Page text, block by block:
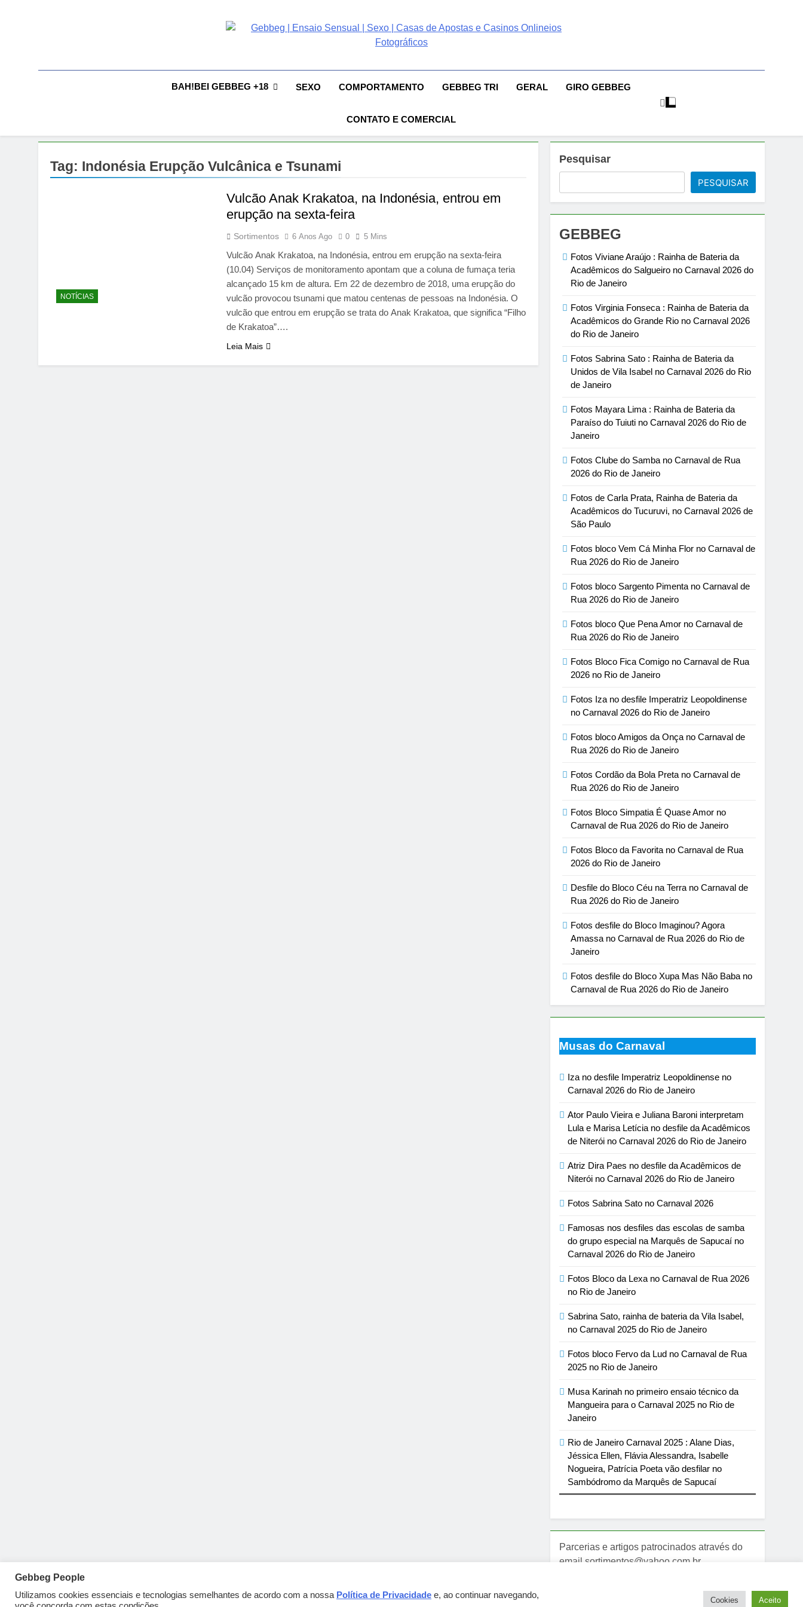
Gebbeg | Ensaio Sensual | Sexo | Casas De
Apostas E Casinos Onlineios Fotográficos
People! Musas Brasileiras Sexy Gebbeg People! Musas Brasileiras Sensual
BAH!BEI GEBBEG +18 SEXO COMPORTAMENTO GEBBEG TRI GERAL GIRO GEBBEG
CONTATO E COMERCIAL
Tag: Indonésia Erupção Vulcânica e Tsunami
NOTÍCIAS
Vulcão Anak Krakatoa, na Indonésia, entrou em
erupção na sexta-feira
Sortimentos 6 Anos Ago 0 5 Mins
Vulcão Anak Krakatoa, na Indonésia, entrou em erupção na sexta-feira
(10.04) Serviços de monitoramento apontam que a coluna de fumaça teria
alcançado 15 km de altura. Em 22 de dezembro de 2018, uma erupção do
vulcão provocou tsunami que matou centenas de pessoas na Indonésia. O
vulcão que entrou em erupção se trata do Anak Krakatoa, que significa “Filho
de Krakatoa”….
Leia Mais
Pesquisar
PESQUISAR
GEBBEG
Fotos Viviane Araújo : Rainha de Bateria da
Acadêmicos do Salgueiro no Carnaval 2026 do
Rio de Janeiro
Fotos Virginia Fonseca : Rainha de Bateria da
Acadêmicos do Grande Rio no Carnaval 2026
do Rio de Janeiro
Fotos Sabrina Sato : Rainha de Bateria da
Unidos de Vila Isabel no Carnaval 2026 do Rio
de Janeiro
Fotos Mayara Lima : Rainha de Bateria da
Paraíso do Tuiuti no Carnaval 2026 do Rio de
Janeiro
Fotos Clube do Samba no Carnaval de Rua
2026 do Rio de Janeiro
Fotos de Carla Prata, Rainha de Bateria da
Acadêmicos do Tucuruvi, no Carnaval 2026 de
São Paulo
Fotos bloco Vem Cá Minha Flor no Carnaval de
Rua 2026 do Rio de Janeiro
Fotos bloco Sargento Pimenta no Carnaval de
Rua 2026 do Rio de Janeiro
Fotos bloco Que Pena Amor no Carnaval de
Rua 2026 do Rio de Janeiro
Fotos Bloco Fica Comigo no Carnaval de Rua
2026 no Rio de Janeiro
Fotos Iza no desfile Imperatriz Leopoldinense
no Carnaval 2026 do Rio de Janeiro
Fotos bloco Amigos da Onça no Carnaval de
Rua 2026 do Rio de Janeiro
Fotos Cordão da Bola Preta no Carnaval de
Rua 2026 do Rio de Janeiro
Fotos Bloco Simpatia É Quase Amor no
Carnaval de Rua 2026 do Rio de Janeiro
Fotos Bloco da Favorita no Carnaval de Rua
2026 do Rio de Janeiro
Desfile do Bloco Céu na Terra no Carnaval de
Rua 2026 do Rio de Janeiro
Fotos desfile do Bloco Imaginou? Agora
Amassa no Carnaval de Rua 2026 do Rio de
Janeiro
Fotos desfile do Bloco Xupa Mas Não Baba no
Carnaval de Rua 2026 do Rio de Janeiro
Musas do Carnaval
Iza no desfile Imperatriz Leopoldinense no
Carnaval 2026 do Rio de Janeiro
Ator Paulo Vieira e Juliana Baroni interpretam
Lula e Marisa Letícia no desfile da Acadêmicos
de Niterói no Carnaval 2026 do Rio de Janeiro
Atriz Dira Paes no desfile da Acadêmicos de
Niterói no Carnaval 2026 do Rio de Janeiro
Fotos Sabrina Sato no Carnaval 2026
Famosas nos desfiles das escolas de samba
do grupo especial na Marquês de Sapucaí no
Carnaval 2026 do Rio de Janeiro
Fotos Bloco da Lexa no Carnaval de Rua 2026
no Rio de Janeiro
Sabrina Sato, rainha de bateria da Vila Isabel,
no Carnaval 2025 do Rio de Janeiro
Fotos bloco Fervo da Lud no Carnaval de Rua
2025 no Rio de Janeiro
Musa Karinah no primeiro ensaio técnico da
Mangueira para o Carnaval 2025 no Rio de
Janeiro
Rio de Janeiro Carnaval 2025 : Alane Dias,
Jéssica Ellen, Flávia Alessandra, Isabelle
Nogueira, Patrícia Poeta vão desfilar no
Sambódromo da Marquês de Sapucaí
Parcerias e artigos patrocinados através do
email sortimentos@yahoo.com.br
Gebbeg Powered ByBlazeThemes
Gebbeg People
Utilizamos cookies essenciais e tecnologias semelhantes de acordo com a nossa Política de Privacidade e, ao continuar navegando,
Cookies Aceito